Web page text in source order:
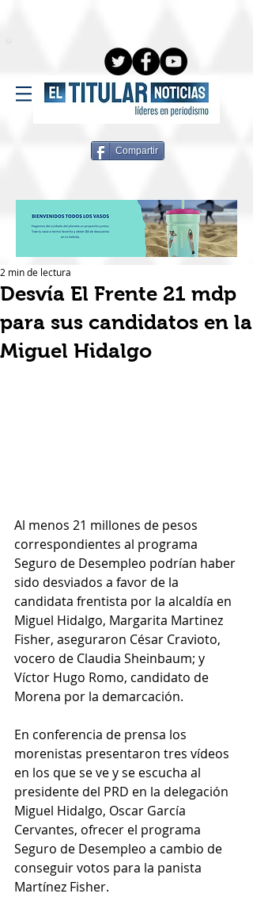
Compartir
Desvía El Frente 21 mdp
para sus candidatos en la
Miguel Hidalgo
2 min de lectura
Al menos 21 millones de pesos
correspondientes al programa
Seguro de Desempleo podrían haber
sido desviados a favor de la
candidata frentista por la alcaldía en
Miguel Hidalgo, Margarita Martinez
Fisher, aseguraron César Cravioto,
vocero de Claudia Sheinbaum; y
Víctor Hugo Romo, candidato de
Morena por la demarcación.
En conferencia de prensa los
morenistas presentaron tres vídeos
en los que se ve y se escucha al
presidente del PRD en la delegación
Miguel Hidalgo, Oscar García
Cervantes, ofrecer el programa
Seguro de Desempleo a cambio de
conseguir votos para la panista
Martínez Fisher.